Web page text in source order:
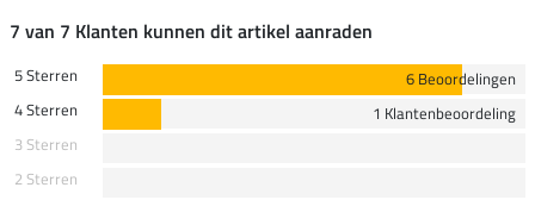
7 van 7 Klanten kunnen dit artikel aanraden
5 Sterren
6 Beoordelingen
4 Sterren
1 Klantenbeoordeling
3 Sterren
2 Sterren